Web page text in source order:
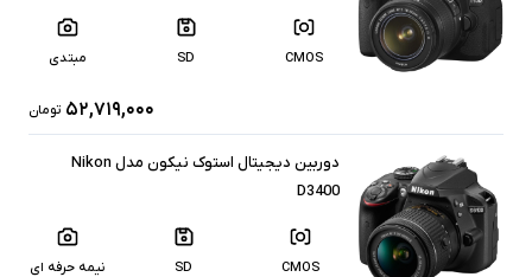
CMOS
SD مبتدی
۵۲,۷۱۹,۰۰۰ تومان
دوربین دیجیتال استوک نیکون مدل Nikon
D3400
CMOS
SD نیمه حرفه ای